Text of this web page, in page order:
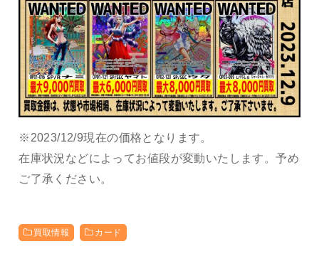
※2023/12/9現在の価格となります。
在庫状況などによってお値段が変動いたします。予め
ご了承ください。
買取情報 カード